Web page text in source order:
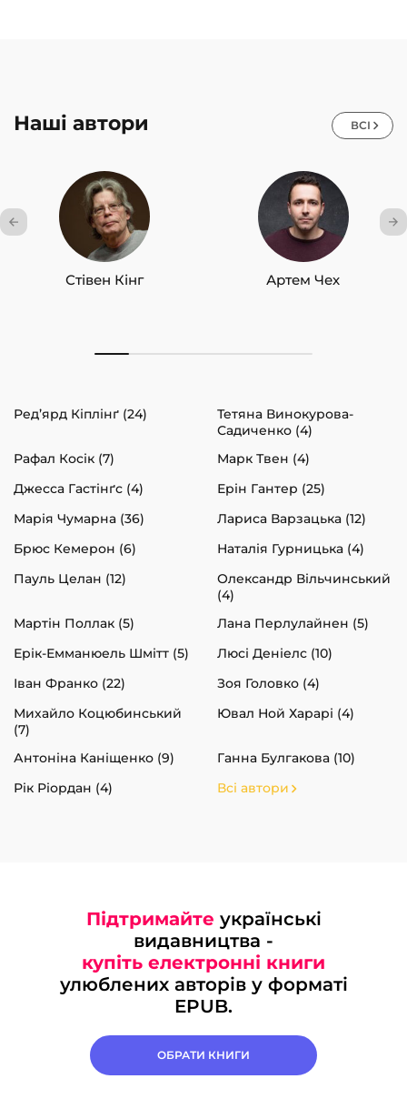
Наші автори ВСІ
Стівен Кінг Артем Чех
Ред’ярд Кіплінґ (24)
Тетяна Винокурова-
Садиченко (4)
Рафал Косік (7)
Марк Твен (4)
Джесса Гастінґс (4)
Ерін Гантер (25)
Марія Чумарна (36)
Лариса Варзацька (12)
Брюс Кемерон (6)
Наталія Гурницька (4)
Пауль Целан (12)
Олександр Вільчинський
(4)
Мартін Поллак (5)
Лана Перлулайнен (5)
Ерік-Емманюель Шмітт (5)
Люсі Деніелс (10)
Іван Франко (22)
Зоя Головко (4)
Михайло Коцюбинський
(7)
Ювал Ной Харарі (4)
Антоніна Каніщенко (9)
Ганна Булгакова (10)
Рік Ріордан (4)
Всі автори
Підтримайте українські
видавництва -
купіть електронні книги
улюблених авторів у форматі
EPUB.
ОБРАТИ КНИГИ